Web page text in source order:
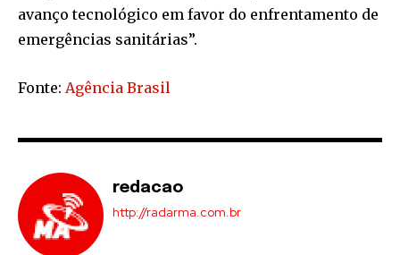
avanço tecnológico em favor do enfrentamento de
emergências sanitárias”.
Fonte: Agência Brasil
redacao
http://radarma.com.br